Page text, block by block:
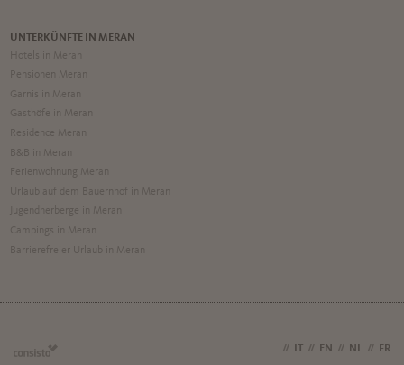
UNTERKÜNFTE IN MERAN
Hotels in Meran
Pensionen Meran
Garnis in Meran
Gasthöfe in Meran
Residence Meran
B&B in Meran
Ferienwohnung Meran
Urlaub auf dem Bauernhof in Meran
Jugendherberge in Meran
Campings in Meran
Barrierefreier Urlaub in Meran
// IT // EN // NL // FR